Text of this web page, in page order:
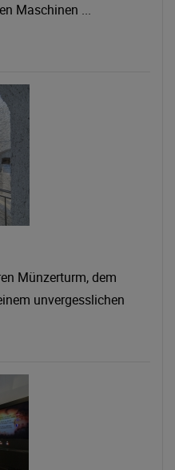
Maschinen ...
Münzerturm, dem
unvergesslichen